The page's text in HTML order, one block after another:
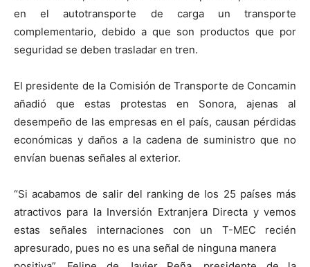
en el autotransporte de carga un transporte
complementario, debido a que son productos que por
seguridad se deben trasladar en tren.
El presidente de la Comisión de Transporte de Concamin
añadió que estas protestas en Sonora, ajenas al
desempeño de las empresas en el país, causan pérdidas
económicas y daños a la cadena de suministro que no
envían buenas señales al exterior.
“Si acabamos de salir del ranking de los 25 países más
atractivos para la Inversión Extranjera Directa y vemos
estas señales internaciones con un T-MEC recién
apresurado, pues no es una señal de ninguna manera